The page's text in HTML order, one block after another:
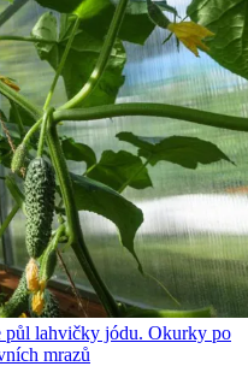
půl lahvičky jódu. Okurky po
mrazů